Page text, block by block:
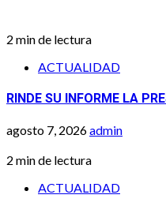
2 min de lectura
ACTUALIDAD
RINDE SU INFORME LA
agosto 7, 2026admin
2 min de lectura
ACTUALIDAD